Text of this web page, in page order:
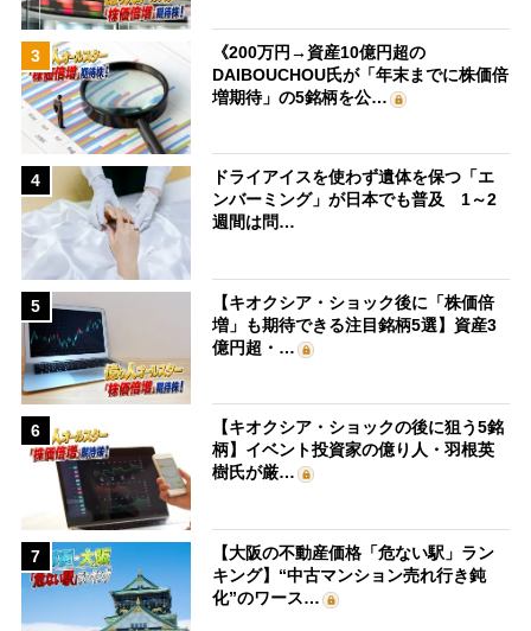
3
《200万円→資産10億円超の
DAIBOUCHOU氏が「年末までに株価倍
増期待」の5銘柄を公…
4
ドライアイスを使わず遺体を保つ「エ
ンバーミング」が日本でも普及 1～2
週間は問…
5
【キオクシア・ショック後に「株価倍
増」も期待できる注目銘柄5選】資産3
億円超・…
6
【キオクシア・ショックの後に狙う5銘
柄】イベント投資家の億り人・羽根英
樹氏が厳…
7
【大阪の不動産価格「危ない駅」ラン
キング】“中古マンション売れ行き鈍
化”のワース…